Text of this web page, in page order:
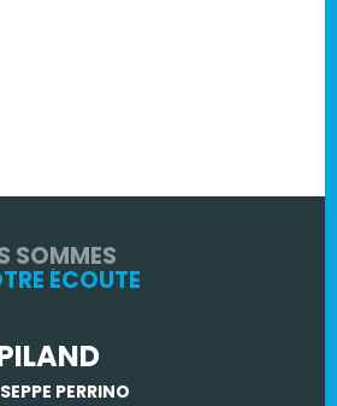
SOMMES
ÉCOUTE
PERRINO